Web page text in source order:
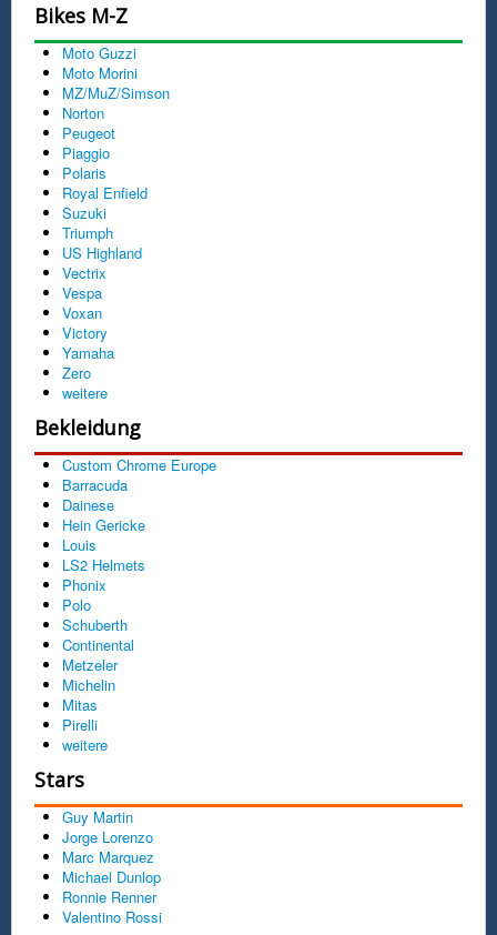
Bikes M-Z
Moto Guzzi
Moto Morini
MZ/MuZ/Simson
Norton
Peugeot
Piaggio
Polaris
Royal Enfield
Suzuki
Triumph
US Highland
Vectrix
Vespa
Voxan
Victory
Yamaha
Zero
weitere
Bekleidung
Custom Chrome Europe
Barracuda
Dainese
Hein Gericke
Louis
LS2 Helmets
Phonix
Polo
Schuberth
Continental
Metzeler
Michelin
Mitas
Pirelli
weitere
Stars
Guy Martin
Jorge Lorenzo
Marc Marquez
Michael Dunlop
Ronnie Renner
Valentino Rossi